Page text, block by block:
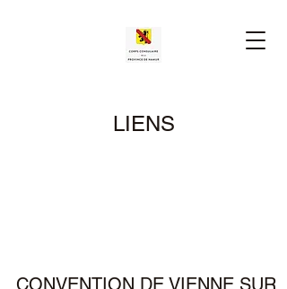
LIENS
CONVENTION DE VIENNE SUR